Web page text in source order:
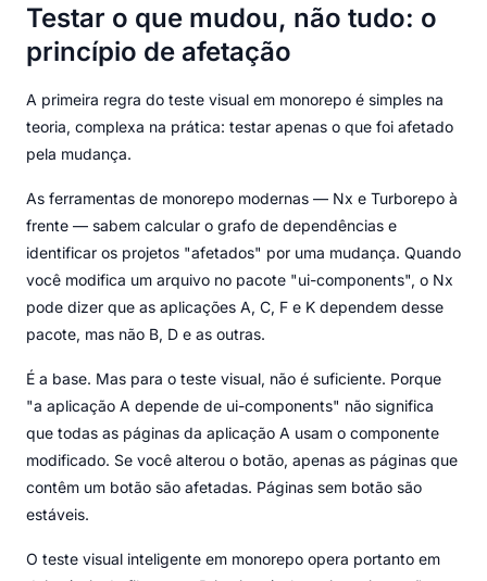
Testar o que mudou, não tudo: o
princípio de afetação
A primeira regra do teste visual em monorepo é simples na
teoria, complexa na prática: testar apenas o que foi afetado
pela mudança.
As ferramentas de monorepo modernas — Nx e Turborepo à
frente — sabem calcular o grafo de dependências e
identificar os projetos "afetados" por uma mudança. Quando
você modifica um arquivo no pacote "ui-components", o Nx
pode dizer que as aplicações A, C, F e K dependem desse
pacote, mas não B, D e as outras.
É a base. Mas para o teste visual, não é suficiente. Porque
"a aplicação A depende de ui-components" não significa
que todas as páginas da aplicação A usam o componente
modificado. Se você alterou o botão, apenas as páginas que
contêm um botão são afetadas. Páginas sem botão são
estáveis.
O teste visual inteligente em monorepo opera portanto em